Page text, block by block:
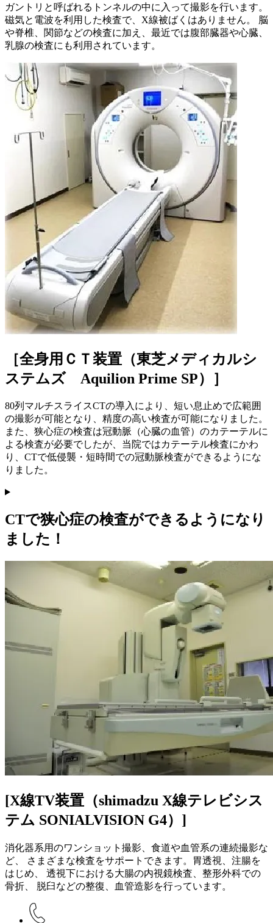
ガントリと呼ばれるトンネルの中に入って撮影を行います。
磁気と電波を利用した検査で、X線被ばくはありません。 脳
や脊椎、関節などの検査に加え、最近では腹部臓器や心臓、
乳腺の検査にも利用されています。
［全身用ＣＴ装置（東芝メディカルシ
ステムズ Aquilion Prime SP）］
80列マルチスライスCTの導入により、短い息止めで広範囲
の撮影が可能となり、精度の高い検査が可能になりました。
また、狭心症の検査は冠動脈（心臓の血管）のカテーテルに
よる検査が必要でしたが、当院ではカテーテル検査にかわ
り、CTで低侵襲・短時間での冠動脈検査ができるようにな
りました。
CTで狭心症の検査ができるようになり
ました！
[X線TV装置（shimadzu X線テレビシス
テム SONIALVISION G4）]
消化器系用のワンショット撮影、食道や血管系の連続撮影な
ど、 さまざまな検査をサポートできます。胃透視、注腸を
はじめ、 透視下における大腸の内視鏡検査、整形外科での
骨折、 脱臼などの整復、血管造影を行っています。